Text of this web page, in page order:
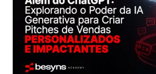
Sexta, 04 de julho de 2025